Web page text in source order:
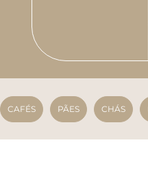
CAFÉS PÃES CHÁS